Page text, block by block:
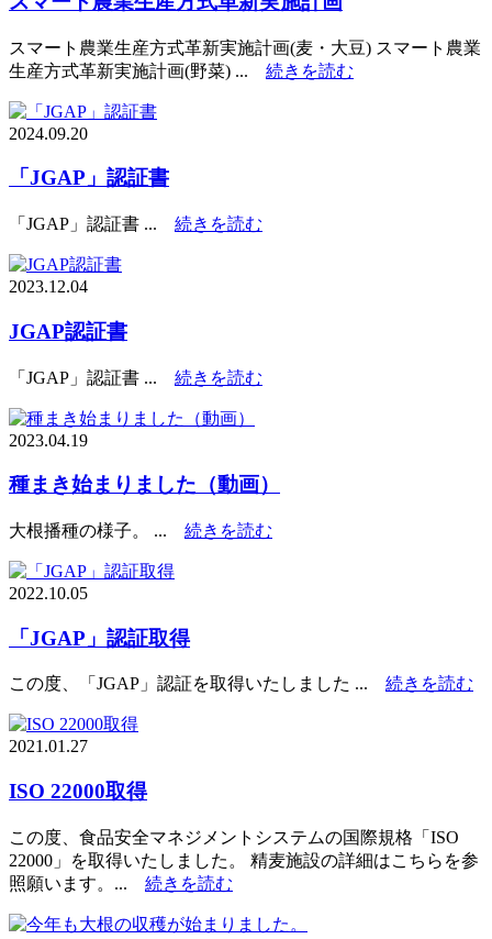
スマート農業生産方式革新実施計画(麦・大豆) スマート農業
生産方式革新実施計画(野菜) ... 続きを読む
2024.09.20
「JGAP」認証書
「JGAP」認証書 ... 続きを読む
2023.12.04
JGAP認証書
「JGAP」認証書 ... 続きを読む
2023.04.19
種まき始まりました（動画）
大根播種の様子。 ... 続きを読む
2022.10.05
「JGAP」認証取得
この度、「JGAP」認証を取得いたしました ... 続きを読む
2021.01.27
ISO 22000取得
この度、食品安全マネジメントシステムの国際規格「ISO
22000」を取得いたしました。 精麦施設の詳細はこちらを参
照願います。... 続きを読む